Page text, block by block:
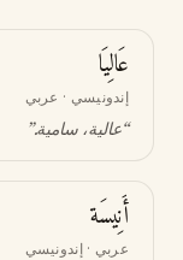
عَالِيَا
إندونيسي · عربي
“عالية، سامية.”
أَنِيسَة
عربي · إندونيسي